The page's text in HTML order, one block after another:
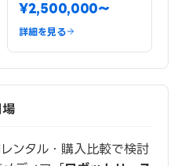
¥2,500,000〜
詳細を見る
場
ンタル・購入比較で検討